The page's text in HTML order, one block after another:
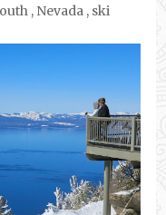
, Nevada, ski